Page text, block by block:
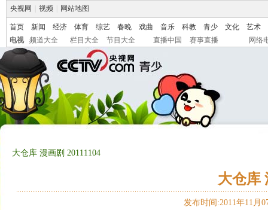
央视网 视频 网站地图
首页 新闻 经济 体育 综艺 春晚 戏曲 音乐 科教 青少 文化
艺术
电视
频道大全 栏目大全 节目大全 直播中国 赛事直播 网络
大仓库 漫画剧 20111104
大仓库
发布时间:2011年11月